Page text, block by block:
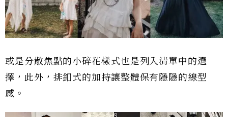
或是分散焦點的小碎花樣式也是列入清單中的選
擇，此外，排釦式的加持讓整體保有隱隱的線型
感。